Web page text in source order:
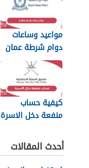
مواعيد وساعات
دوام شرطة عمان
السلطانية 2026
كيفية حساب
منفعة دخل الاسرة
أحدث المقالات